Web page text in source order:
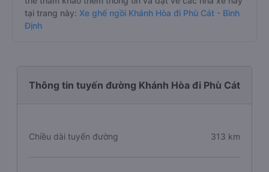
tại trang này: Xe ghế ngồi Khánh Hòa đi Phù Cát - Bình
Định
Thông tin tuyến đường Khánh Hòa đi Phù Cát
Chiều dài tuyến đường 313 km